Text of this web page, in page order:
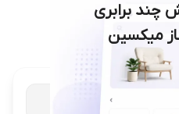
چند برابری
میکسین
با پشتیبانی اختصاصی